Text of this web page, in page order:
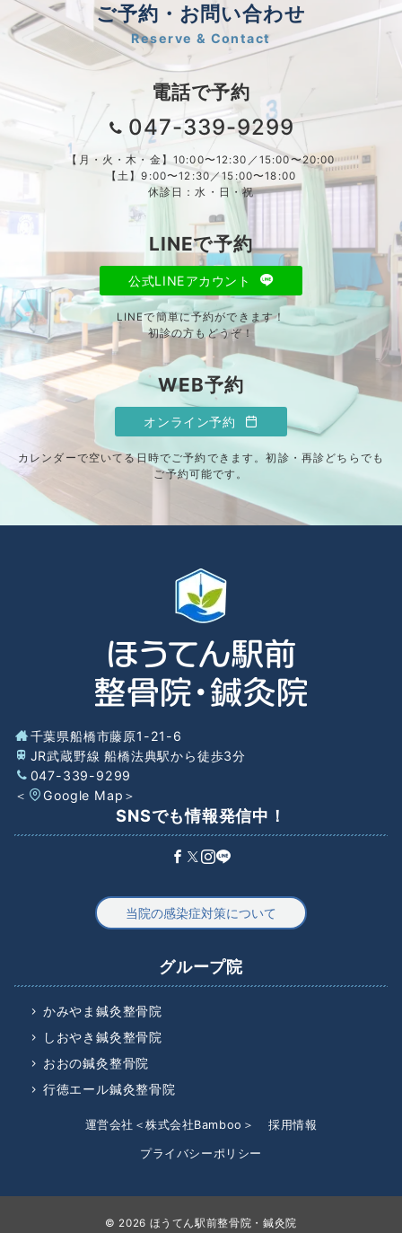
ご予約・お問い合わせ
Reserve & Contact
電話で予約
047-339-9299
【月・火・木・金】10:00〜12:30／15:00〜20:00
【土】9:00〜12:30／15:00〜18:00
休診日：水・日・祝
LINEで予約
公式LINEアカウント
LINEで簡単に予約ができます！
初診の方もどうぞ！
WEB予約
オンライン予約
カレンダーで空いてる日時でご予約できます。初診・再診どちらでも
ご予約可能です。
千葉県船橋市藤原1-21-6
JR武蔵野線 船橋法典駅から徒歩3分
047-339-9299
＜
Google Map ＞
SNSでも情報発信中！
当院の感染症対策について
グループ院
かみやま鍼灸整骨院
しおやき鍼灸整骨院
おおの鍼灸整骨院
行徳エール鍼灸整骨院
運営会社＜株式会社Bamboo＞ 採用情報
プライバシーポリシー
© 2026 ほうてん駅前整骨院・鍼灸院